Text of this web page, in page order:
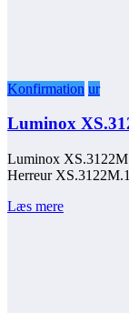
Konfirmation ur
Luminox
Luminox
Herreur
Læs mere